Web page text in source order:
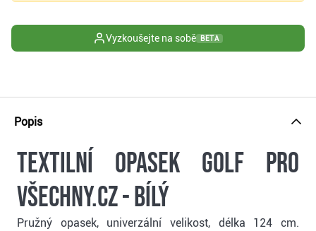
Vyzkoušejte na sobě BETA
Popis
Textilní opasek Golf pro
všechny.cz - bílý
Pružný opasek, univerzální velikost, délka 124 cm.